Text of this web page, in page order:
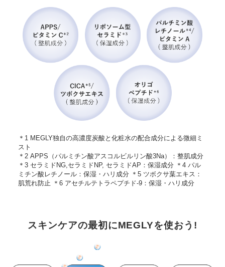
＊1 MEGLY独自の高濃度炭酸と化粧水の配合成分による微細ミ
スト
＊2 APPS（パルミチン酸アスコルビルリン酸3Na）：整肌成分
＊3 セラミドNG,セラミドNP, セラミドAP：保湿成分 ＊4 パル
ミチン酸レチノール：保湿・ハリ成分 ＊5 ツボクサ葉エキス：
肌荒れ防止 ＊6 アセチルテトラペプチド-9：保湿・ハリ成分
スキンケアの最初にMEGLYを使おう!